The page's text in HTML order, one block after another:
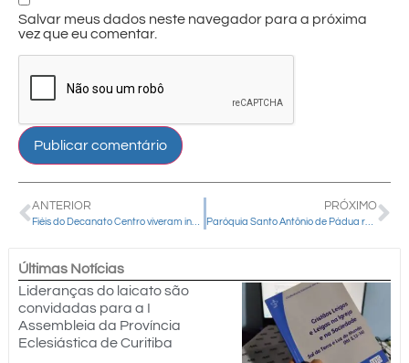
Salvar meus dados neste navegador para a próxima
vez que eu comentar.
ANTERIOR
Fiéis do Decanato Centro viveram intensamente o “Retiro Quaresmal com o Bispo”
PRÓXIMO
Paróquia Santo Antônio de Pádua reúne mais de 400 jovens em retiro de fé e espiritualidade
Últimas Notícias
Lideranças do laicato são
convidadas para a I
Assembleia da Província
Eclesiástica de Curitiba